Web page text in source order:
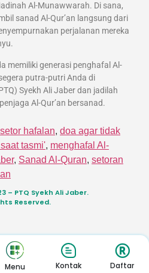
Al-Munawwarah. Di sana,
sanad Al-Qur’an langsung dari
perjalanan mereka
memiliki generasi penghafal Al-
putra-putri Anda di
Syekh Ali Jaber dan jadilah
Al-Qur’an bersanad.
hafalan, doa agar tidak
tasmi', menghafal Al-
, Sanad Al-Quran, setoran
– PTQ Syekh Ali Jaber.
Reserved.
Menu Kontak Daftar